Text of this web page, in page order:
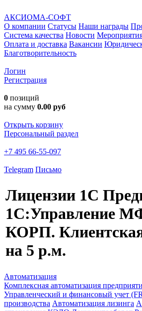
АКСИОМА-СОФТ
О компании Статусы Наши награды
Система качества Новости
Оплата и доставка Вакансии
Благотворительность
Логин
Регистрация
0 позиций
на сумму 0.00 руб
Открыть корзину
Персональный раздел
+7 495 66-55-097
Telegram Письмо
Лицензии 1С
1С:Управление
КОРП.
на 5 р.м.
Автоматизация
Комплексная автоматизация
Управленческий и финансовый учет
производства Автоматизация лизинга